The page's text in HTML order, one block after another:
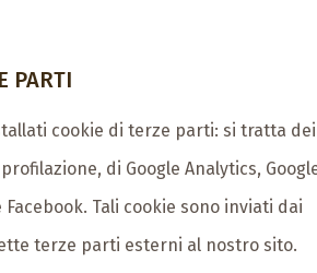
PARTI
cookie di terze parti: si tratta dei
di Google Analytics,
Facebook. Tali cookie sono inviati dai
terze parti esterni al nostro sito.